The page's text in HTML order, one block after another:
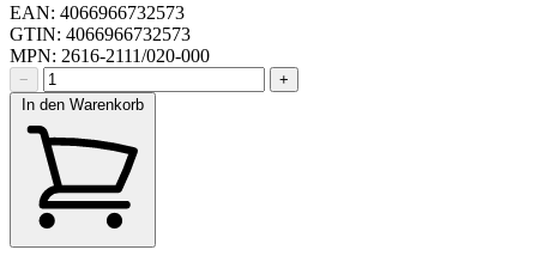
EAN: 4066966732573
GTIN: 4066966732573
MPN: 2616-2111/020-000
−
+
In den Warenkorb